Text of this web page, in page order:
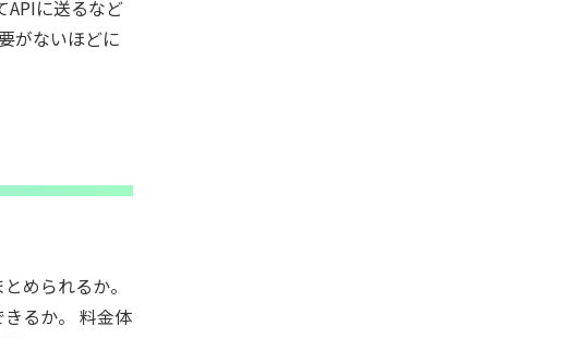
APIに送るなど
がないほどに
められるか。
るか。 料金体